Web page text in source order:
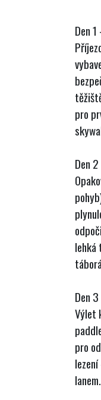
Den
pro
Den
lehká
Den
Výlet
pro